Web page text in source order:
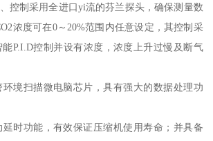
控制采用全进口yi流的芬兰探头，确保测量数
浓度可在0～20%范围内任意设定，其控制采
P.I.D控制并设有浓度，浓度上升过慢及断气
环境扫描微电脑芯片，具有强大的数据处理功
延时功能，有效保证压缩机使用寿命；并具备